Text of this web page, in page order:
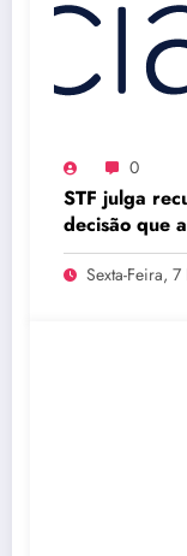
0
STF julga
decisão que
Sexta-Feira,